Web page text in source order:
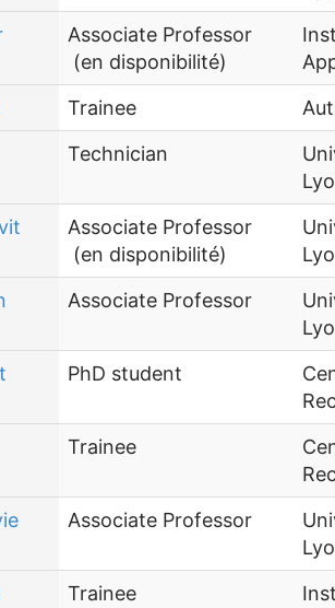
Associate Professor
(en disponibilité)
Trainee
Technician
Associate Professor
(en disponibilité)
Associate Professor
PhD student
Trainee
Associate Professor
Trainee